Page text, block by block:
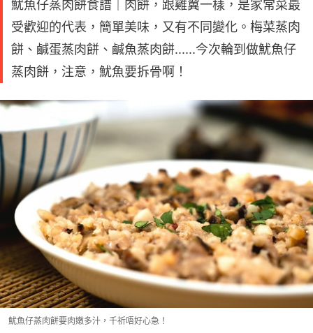
魷魚仔蒸肉餅食譜｜肉餅，跟雞翼一樣，是家常菜最
受歡迎的代表，簡單美味，又有不同變化。梅菜蒸肉
餅、鹹蛋蒸肉餅、鹹魚蒸肉餅......今次輪到做魷魚仔
蒸肉餅，注意，魷魚要拆骨啊！
魷魚仔蒸肉餅要肉嫩多汁，千祈唔好心急！